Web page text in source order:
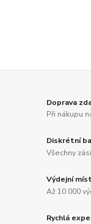
Doprava
Při nákupu
Diskrétní
Všechny
Výdejní
Až 10 000
Rychlá